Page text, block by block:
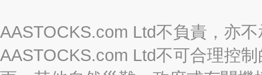
AASTOCKS.com Ltd不負責，亦
AASTOCKS.com Ltd不可合理控